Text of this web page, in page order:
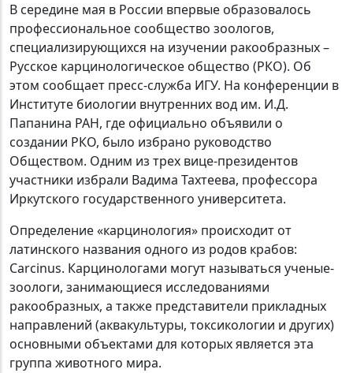
В середине мая в России впервые образовалось
профессиональное сообщество зоологов,
специализирующихся на изучении ракообразных –
Русское карцинологическое общество (РКО). Об
этом сообщает пресс-служба ИГУ. На конференции в
Институте биологии внутренних вод им. И.Д.
Папанина РАН, где официально объявили о
создании РКО, было избрано руководство
Обществом. Одним из трех вице-президентов
участники избрали Вадима Тахтеева, профессора
Иркутского государственного университета.
Определение «карцинология» происходит от
латинского названия одного из родов крабов:
Carcinus. Карцинологами могут называться ученые-
зоологи, занимающиеся исследованиями
ракообразных, а также представители прикладных
направлений (аквакультуры, токсикологии и других)
основными объектами для которых является эта
группа животного мира.